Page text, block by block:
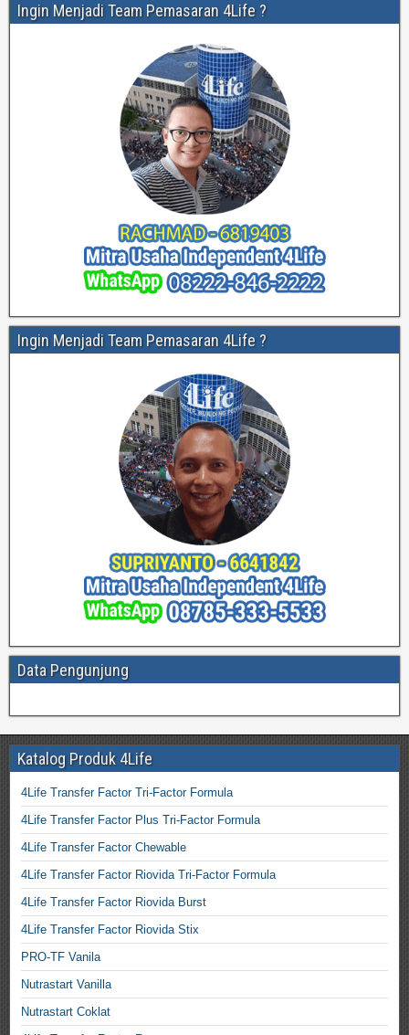
Ingin Menjadi Team Pemasaran 4Life ?
Ingin Menjadi Team Pemasaran 4Life ?
Data Pengunjung
Katalog Produk 4Life
4Life Transfer Factor Tri-Factor Formula
4Life Transfer Factor Plus Tri-Factor Formula
4Life Transfer Factor Chewable
4Life Transfer Factor Riovida Tri-Factor Formula
4Life Transfer Factor Riovida Burst
4Life Transfer Factor Riovida Stix
PRO-TF Vanila
Nutrastart Vanilla
Nutrastart Coklat